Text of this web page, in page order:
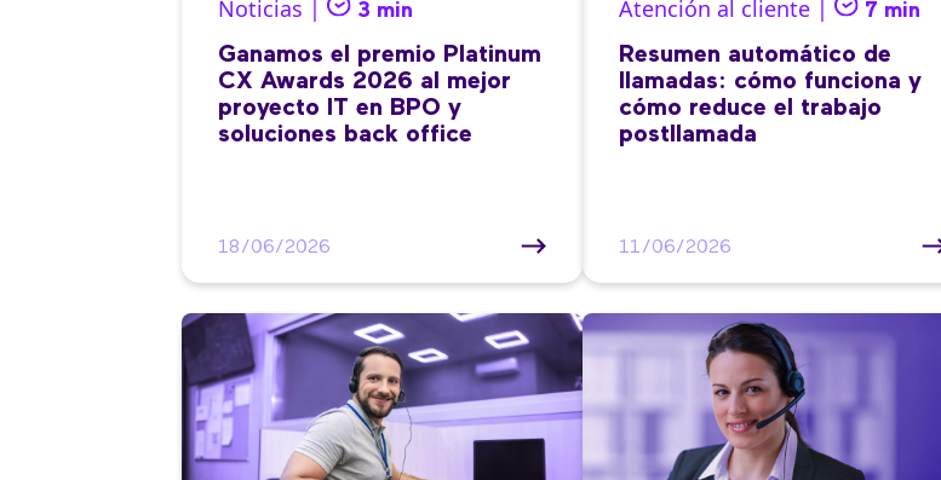
Noticias | 3 min
Ganamos el premio Platinum
CX Awards 2026 al mejor
proyecto IT en BPO y
soluciones back office
18/06/2026
Atención al cliente | 7 min
Resumen automático de
llamadas: cómo funciona y
cómo reduce el trabajo
postllamada
11/06/2026